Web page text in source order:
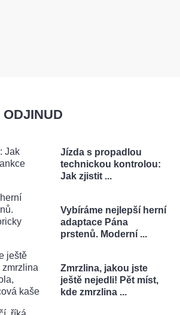
Jízda s propadlou
technickou kontrolou:
Jak zjistit ...
Vybíráme nejlepší herní
adaptace Pána
prstenů. Moderní ...
Zmrzlina, jakou jste
ještě nejedli! Pět míst,
kde zmrzlina ...